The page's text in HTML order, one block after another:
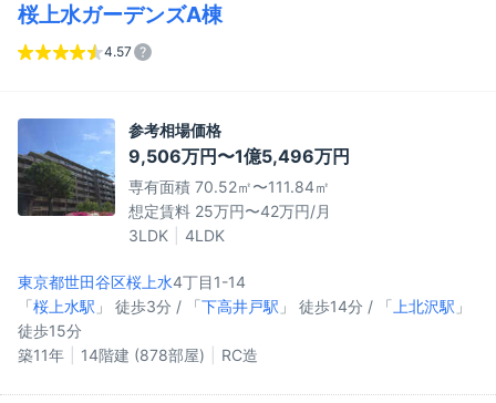
桜上水ガーデンズA棟
4.57
参考相場価格
9,506万円〜1億5,496万円
専有面積 70.52㎡〜111.84㎡
想定賃料 25万円〜42万円/月
3LDK
4LDK
東京都世田谷区桜上水4丁目1-14
「桜上水駅 」 徒歩3分 / 「下高井戸駅 」 徒歩14分 / 「 上北沢駅 」
徒歩15分
築11年
14階建 (878部屋) RC造